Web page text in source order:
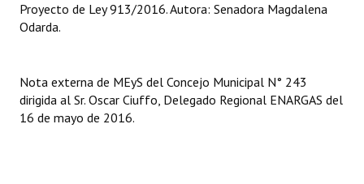
Ejecución Presupuestaria
NORMATIVA
Comunicaciones
Proyecto de Ley 913/2016. Autora: Senadora Magdalena
Odarda.
Nota externa de MEyS del Concejo Municipal N° 243
dirigida al Sr. Oscar Ciuffo, Delegado Regional ENARGAS del
16 de mayo de 2016.